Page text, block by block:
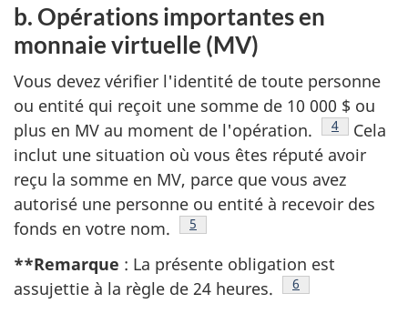
b. Opérations importantes en
monnaie virtuelle (MV)
Vous devez vérifier l'identité de toute personne
ou entité qui reçoit une somme de 10 000 $ ou
plus en MV au moment de l'opération.
Note de
4
Cela
inclut une situation où vous êtes réputé avoir
reçu la somme en MV, parce que vous avez
autorisé une personne ou entité à recevoir des
fonds en votre nom.
Note de bas de page
5
**Remarque : La présente obligation est
assujettie à la règle de 24 heures.
Note de bas de
6